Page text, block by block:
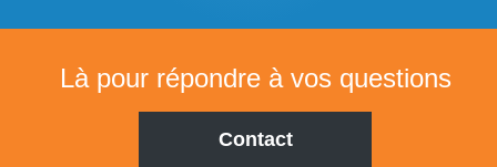
Là pour répondre à vos questions
Contact